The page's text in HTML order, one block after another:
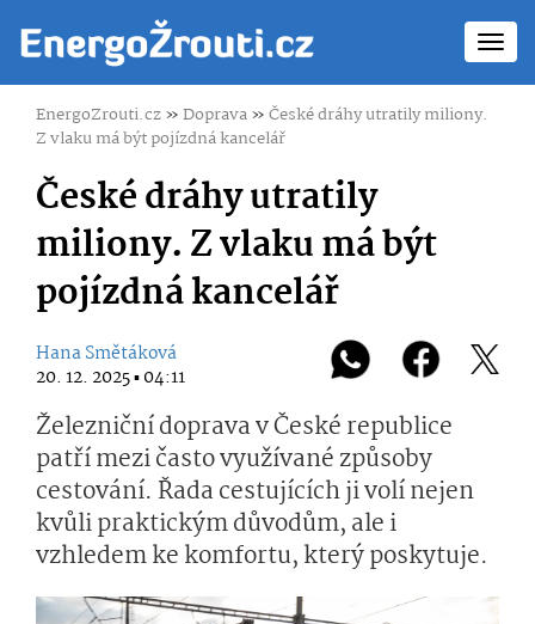
EnergoZrouti.cz»Doprava»České dráhy utratily miliony.
Z vlaku má být pojízdná kancelář
České dráhy utratily
miliony. Z vlaku má být
pojízdná kancelář
Hana Smětáková
20. 12. 2025 ▪ 04:11
Železniční doprava v České republice
patří mezi často využívané způsoby
cestování. Řada cestujících ji volí nejen
kvůli praktickým důvodům, ale i
vzhledem ke komfortu, který poskytuje.